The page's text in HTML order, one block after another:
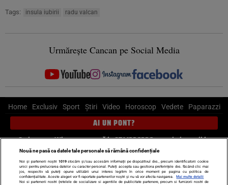
Tags: insula iubirii radu valcan
Urmărește Cancan pe Social Media
Home Exclusiv Sport Știri Video Horoscop Vedete Paparazzi
AI UN PONT?
Scrie-ne pe Whatsapp, sună la 0741226226 sau trimite mail la
pont@cancan.ro
Știri interne Știri externe Politică
Nouă ne pasă ca datele tale personale să rămână confidențiale
Noi și partenerii noștri 1019stocăm și/sau accesăm informații pe dispozitivul dvs., precum identificatorii cookie
unici pentru prelucrarea datelor cu caracter personal. Puteți accepta sau gestiona preferințele dvs. făcând clic mai
jos, respectiv vă puteți opune utilizării unui interes legitim în orice moment pe pagina cu politica de
confidențialitate. Aceste alegeri vor fi raportate partenerilor noștri și nu vă vor afecta navigarea.
Mai multe detalii
Noi si partenerii nostri (retelele de socializare si agentiile de publicitate partenere, precum si furnizorii nostri de